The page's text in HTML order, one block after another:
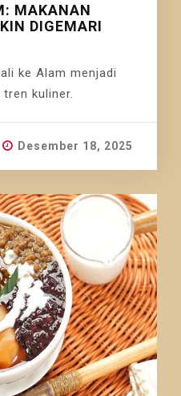
MAKANAN
DIGEMARI
ke Alam menjadi
kuliner.
Desember 18, 2025